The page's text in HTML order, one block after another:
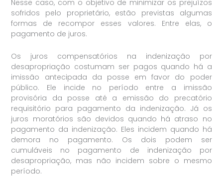
Nesse caso, com o objetivo de minimizar os prejuízos
sofridos pelo proprietário, estão previstas algumas
formas de recompor esses valores. Entre elas, o
pagamento de juros.
Os juros compensatórios na indenização por
desapropriação costumam ser pagos quando há a
imissão antecipada da posse em favor do poder
público. Ele incide no período entre a imissão
provisória da posse até a emissão do precatório
requisitório para pagamento da indenização. Já os
juros moratórios são devidos quando há atraso no
pagamento da indenização. Eles incidem quando há
demora no pagamento. Os dois podem ser
cumuláveis no pagamento de indenização por
desapropriação, mas não incidem sobre o mesmo
período.